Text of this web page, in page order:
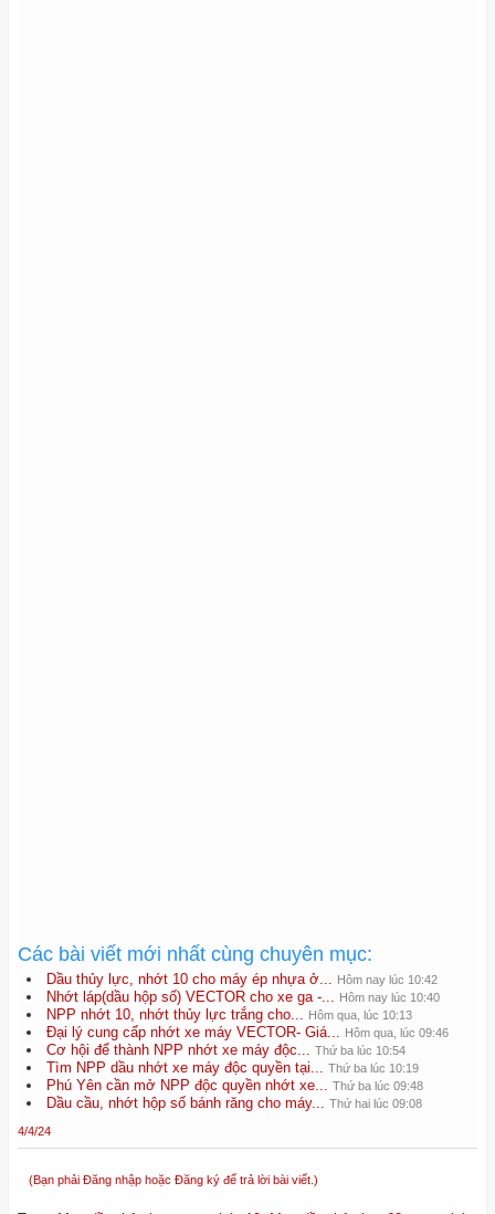
Các bài viết mới nhất cùng chuyên mục:
Dầu thủy lực, nhớt 10 cho máy ép nhựa ở... Hôm nay lúc 10:42
Nhớt láp(dầu hộp số) VECTOR cho xe ga -... Hôm nay lúc 10:40
NPP nhớt 10, nhớt thủy lực trắng cho... Hôm qua, lúc 10:13
Đại lý cung cấp nhớt xe máy VECTOR- Giá... Hôm qua, lúc 09:46
Cơ hội để thành NPP nhớt xe máy độc... Thứ ba lúc 10:54
Tìm NPP dầu nhớt xe máy độc quyền tại... Thứ ba lúc 10:19
Phú Yên cần mở NPP độc quyền nhớt xe... Thứ ba lúc 09:48
Dầu cầu, nhớt hộp số bánh răng cho máy... Thứ hai lúc 09:08
4/4/24
(Bạn phải Đăng nhập hoặc Đăng ký để trả lời bài viết.)